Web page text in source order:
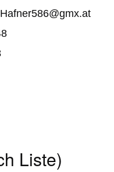
Liste)